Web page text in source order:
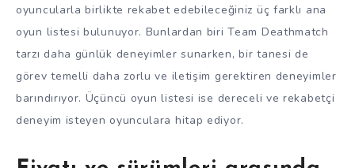
oyuncularla birlikte rekabet edebileceğiniz üç farklı ana
oyun listesi bulunuyor. Bunlardan biri Team Deathmatch
tarzı daha günlük deneyimler sunarken, bir tanesi de
görev temelli daha zorlu ve iletişim gerektiren deneyimler
barındırıyor. Üçüncü oyun listesi ise dereceli ve rekabetçi
deneyim isteyen oyunculara hitap ediyor.